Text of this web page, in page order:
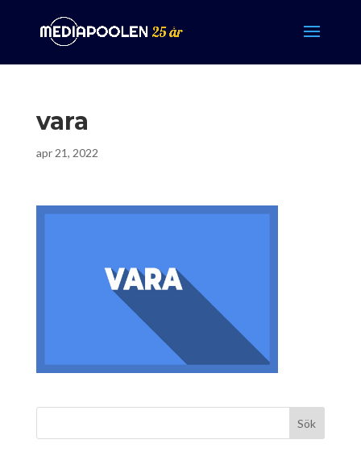
vara
apr 21, 2022